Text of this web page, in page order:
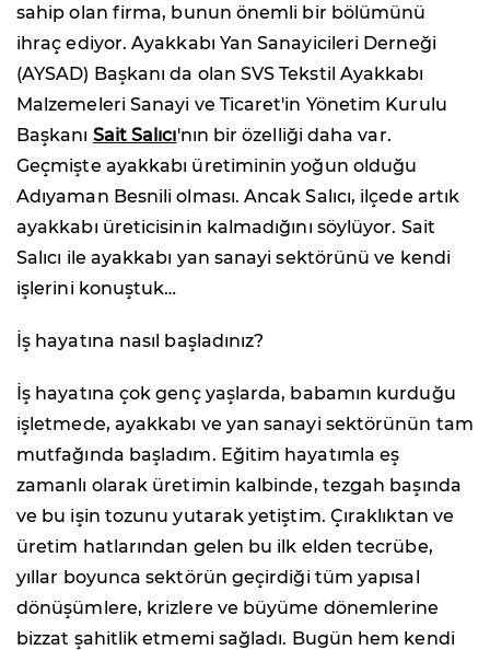
sahip olan firma, bunun önemli bir bölümünü
ihraç ediyor. Ayakkabı Yan Sanayicileri Derneği
(AYSAD) Başkanı da olan SVS Tekstil Ayakkabı
Malzemeleri Sanayi ve Ticaret'in Yönetim Kurulu
Başkanı Sait Salıcı'nın bir özelliği daha var.
Geçmişte ayakkabı üretiminin yoğun olduğu
Adıyaman Besnili olması. Ancak Salıcı, ilçede artık
ayakkabı üreticisinin kalmadığını söylüyor. Sait
Salıcı ile ayakkabı yan sanayi sektörünü ve kendi
işlerini konuştuk…
İş hayatına nasıl başladınız?
İş hayatına çok genç yaşlarda, babamın kurduğu
işletmede, ayakkabı ve yan sanayi sektörünün tam
mutfağında başladım. Eğitim hayatımla eş
zamanlı olarak üretimin kalbinde, tezgah başında
ve bu işin tozunu yutarak yetiştim. Çıraklıktan ve
üretim hatlarından gelen bu ilk elden tecrübe,
yıllar boyunca sektörün geçirdiği tüm yapısal
dönüşümlere, krizlere ve büyüme dönemlerine
bizzat şahitlik etmemi sağladı. Bugün hem kendi